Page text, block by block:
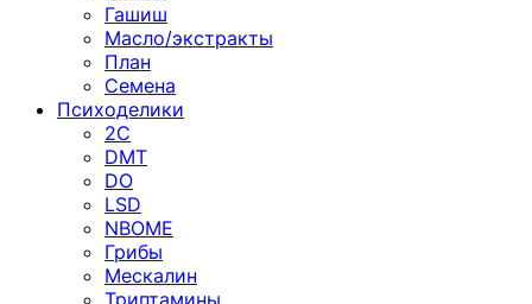
Гашиш
Масло/экстракты
План
Семена
Психоделики
2C
DMT
DO
LSD
NBOME
Грибы
Мескалин
Триптамины